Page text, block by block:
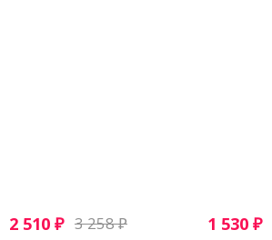
2 510 ₽ 3 258₽ 1 530₽